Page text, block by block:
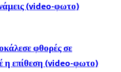
(video-φωτο)
φθορές σε
επίθεση (video-φωτο)